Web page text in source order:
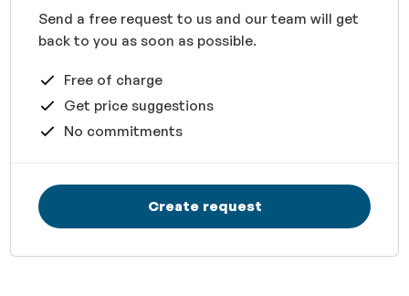
Send a free request to us and our team will get
back to you as soon as possible.
Free of charge
Get price suggestions
No commitments
Create request